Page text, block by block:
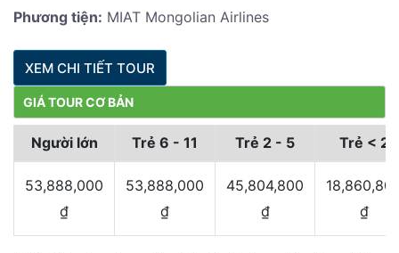
Phương tiện: MIAT Mongolian Airlines
XEM CHI TIẾT TOUR
GIÁ TOUR CƠ BẢN
Người lớn Trẻ 6 - 11 Trẻ 2 - 5 Trẻ < 2
53,888,000
₫
53,888,000
₫
45,804,800
₫
₫